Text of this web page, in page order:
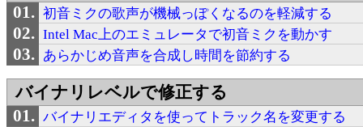
初音ミクの歌声が機械っぽくなるのを軽減する
Intel Mac上のエミュレータで初音ミクを動かす
あらかじめ音声を合成し時間を節約する
バイナリレベルで修正する
バイナリエディタを使ってトラック名を変更する